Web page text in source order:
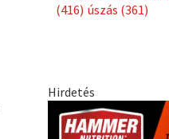
(416) úszás (361)
Hirdetés